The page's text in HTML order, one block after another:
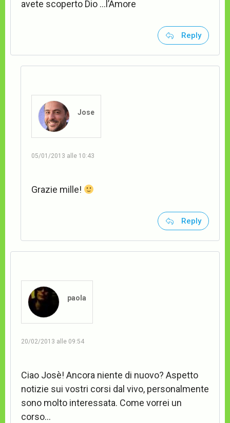
avete scoperto Dio …l’Amore
Reply
Jose
05/01/2013 alle 10:43
Grazie mille!
Reply
paola
20/02/2013 alle 09:54
Ciao Josè! Ancora niente di nuovo? Aspetto
notizie sui vostri corsi dal vivo, personalmente
sono molto interessata. Come vorrei un
corso…